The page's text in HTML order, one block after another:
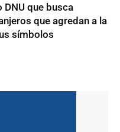
DNU que busca
que agredan a la
símbolos